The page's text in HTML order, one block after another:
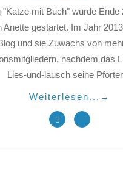
"Katze mit Buch" wurde Ende
Anette gestartet. Im Jahr
und sie Zuwachs von
nachdem das
Lies-und-lausch seine
Weiterlesen... →